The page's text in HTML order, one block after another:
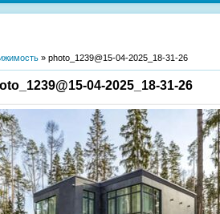
» photo_1239@15-04-2025_18-31-26
04-2025_18-31-26